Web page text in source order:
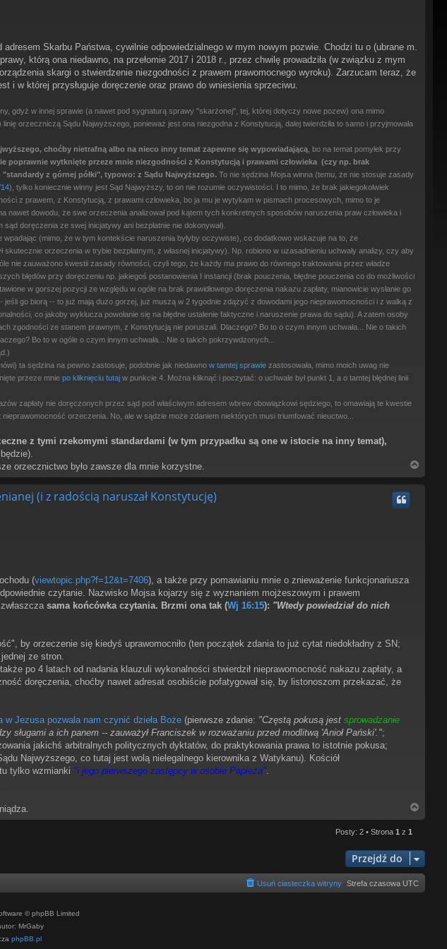
Skarbu Państwa, cywilnie odpowiedzialnego w mym nowym pozwie. Chodzi tu o (ubrane m.
którą ona niedawno, na przełomie 2017 i 2018 r., przez chwilę prowadziła (w związku z mym
skargi o stwierdzenie niezgodności z prawem prawomocnego wyroku). Zarzucam teraz, że
i w której przysługuje doręczenie oraz prawo do wniesienia sprzeciwu.
gdyż w innej sprawie (a nawet pod sygnaturą sprawy "skarżonej", tej, której dotyczy nowe pozew) ona mimo
orzeczniczą Sądu Najwyższego, ponieważ jest ona niezgodna z Konstytucją, dalej twierdziła to samo i przyjmowała
choćby nietrafną albo na nieco inny temat zapewne się wypowiadającą , bo na temat pomyłek przy
poprawnie wytknięte przeze mnie niezgodności z Konstytucją i prawami człowieka (czy np. brak
z górnej półki", typowo: z Sądu Najwyższego. To nie sędzina Mojsa winna (temu, że nie stosuje zasady
14), tylko koniecznie winny jest Sąd Najwyższy, to on nie rozumie oczywistości. I to mimo, że brak jakiegokolwiek
z prawem, z Konstytucją, z prawami człowieka, bo ja mu je wytykam w pismach procesowych, mimo to je
dowodu, że swe orzeczenia analizował pod kątem tych konkretnych sposobów naruszenia praw człowieka i
doręczenia ze swej inicjatywy ani bezpłatnie nie dokonywał).
wpadając (mimo, że w tym kontekście naruszenia byłyby oczywiste), co dodatkowo wskazuje na to, że
orzeczenia w trybie bezpłatnym, z własnej inicjatywy). Np. robiono w uzasadnieniu uchwały analizy, czy aby
nie zauważono kwestii zasady równości, czyli tego, że każdy ma prawo do równego traktowania przez władze
błędów przy doręczeniu np. jakiegoś postanowienia I instancji (brak pouczenia, błędne pouczenia co do możliwości
w gorszej pozycji ze względu w ogóle na brak prawidłowego doręczenia nakazu zapłaty, mianowicie wysłanie go
go biorą -- to już mają dużo gorzej, już muszą w 2 tygodnie zdążyć z dowodami jego nieprawomocności i z walką z
co jakoby wyklucza powołanie się na błędne ustalenie faktyczne i naruszenie prawa do sądu). A zatem osoby
zgodności ze stanem prawnym, z Konstytucją nie poruszali. Dlaczego? Bo to o czym innym uchwała... Nie o takich
Bo to w ogóle o czym innym uchwała... Nie o takich pokrzywdzonych...
ta sędzina na pewno zastosuje, podobnie jak niedawno w tamtej sprawie zastosowała, mimo moich uwag nie
przeze mnie po kliknięciu tutaj w punkcie 4. Można kliknąć i poczytać: o uchwale był punkt 1, a o tamtej błędnej linii
zapłaty nie doręczonych przez sąd pod właściwym adresem wbrew obowiązkowi sędziego, to omawiają te kwestie
orzeczenia. No, ale w sądzie może zdaniem niektórych musi triumfować nieuctwo...
z tymi rzekomymi standardami (w tym przypadku są one w istocie na inny temat),
orzecznictwo było zawsze dla mnie korzystne.
a
(i z radością naruszał Konstytucję)
(viewtopic.php?f=12&t=7406), a także przy pomawianiu mnie o znieważenie funkcjonariusza
czytanie. Nazwisko Mojsa kojarzy się z wyznaniem mojżeszowym i prawem
sama końcówka czytania. Brzmi ona tak (Wj 16:15): "Wtedy powiedział do nich
by orzeczenie się kiedyś uprawomocniło (ten początek zdania to już cytat niedokładny z SN;
ze stron.
po 4 latach od nadania klauzuli wykonalności stwierdził nieprawomocność nakazu zapłaty, a
doręczenia, choćby nawet adresat osobiście pofatygował się, by listonoszom przekazać, że
w Jezusa pozwala nam czynić dzieła Boże (pierwsze zdanie: "Częstą pokusą jest sprowadzanie
sługami a ich panem -- zauważył Franciszek w rozważaniu przed modlitwą 'Anioł Pański'.";
jakichś arbitralnych politycznych dyktatów, do praktykowania prawa to istotnie pokusa;
Najwyższego, co tutaj jest wolą nielegalnego kierownika z Watykanu). Kościół
tylko wzmianki "i jego pierwszego zastępcy w osobie Papieża".
a
r
ę
Posty: 2 • Strona 1 z 1
Przejdź do
Strefa czasowa UTC
Usuń ciasteczka witryny
© phpBB Limited
MrGaby
phpBB.pl